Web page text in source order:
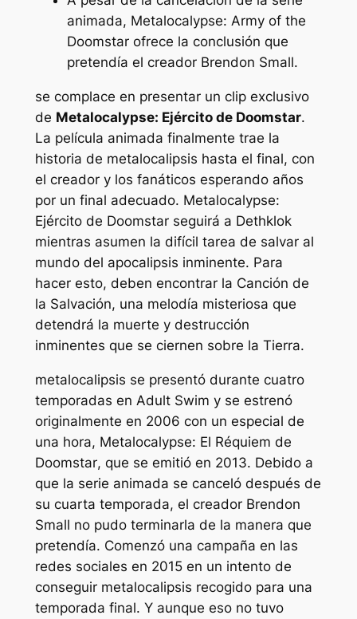
animada, Metalocalypse: Army of the
Doomstar ofrece la conclusión que
pretendía el creador Brendon Small.
se complace en presentar un clip exclusivo
de Metalocalypse: Ejército de Doomstar.
La película animada finalmente trae la
historia de metalocalipsis hasta el final, con
el creador y los fanáticos esperando años
por un final adecuado. Metalocalypse:
Ejército de Doomstarseguirá a Dethklok
mientras asumen la difícil tarea de salvar al
mundo del apocalipsis inminente. Para
hacer esto, deben encontrar la Canción de
la Salvación, una melodía misteriosa que
detendrá la muerte y destrucción
inminentes que se ciernen sobre la Tierra.
metalocalipsis se presentó durante cuatro
temporadas en Adult Swim y se estrenó
originalmente en 2006 con un especial de
una hora, Metalocalypse: El Réquiem de
Doomstar, que se emitió en 2013. Debido a
que la serie animada se canceló después de
su cuarta temporada, el creador Brendon
Small no pudo terminarla de la manera que
pretendía. Comenzó una campaña en las
redes sociales en 2015 en un intento de
conseguir metalocalipsis recogido para una
temporada final. Y aunque eso no tuvo